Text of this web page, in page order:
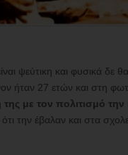
ψεύτικη και φυσικά δε
ήταν 27 ετών και στη
της με τον πολιτισμό
την έβαλαν και στα